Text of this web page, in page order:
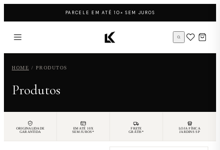
PARCELE EM ATÉ 10× SEM JUROS
Página inicial LK Sneakers
HOME / PRODUTOS
Produtos
ORIGINALIDADE
GARANTIDA
EM ATÉ 10X
SEM JUROS*
FRETE
GRÁTIS*
LOJA FÍSICA
JARDINS SP